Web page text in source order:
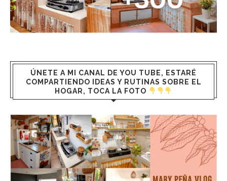
ÚNETE A MI CANAL DE YOU TUBE, ESTARÉ
COMPARTIENDO IDEAS Y RUTINAS SOBRE EL
HOGAR, TOCA LA FOTO